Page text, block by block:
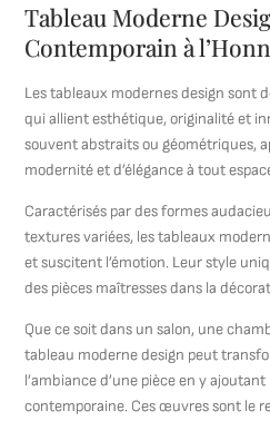
Tableau Moderne
Contemporain à
Les tableaux modernes design sont
qui allient esthétique, originalité et
souvent abstraits ou géométriques,
modernité et d’élégance à tout
Caractérisés par des formes
textures variées, les tableaux
et suscitent l’émotion. Leur style
des pièces maîtresses dans la
Que ce soit dans un salon, une
tableau moderne design peut
l’ambiance d’une pièce en y
contemporaine. Ces œuvres sont le